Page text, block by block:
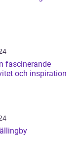
fascinerande
och inspiration